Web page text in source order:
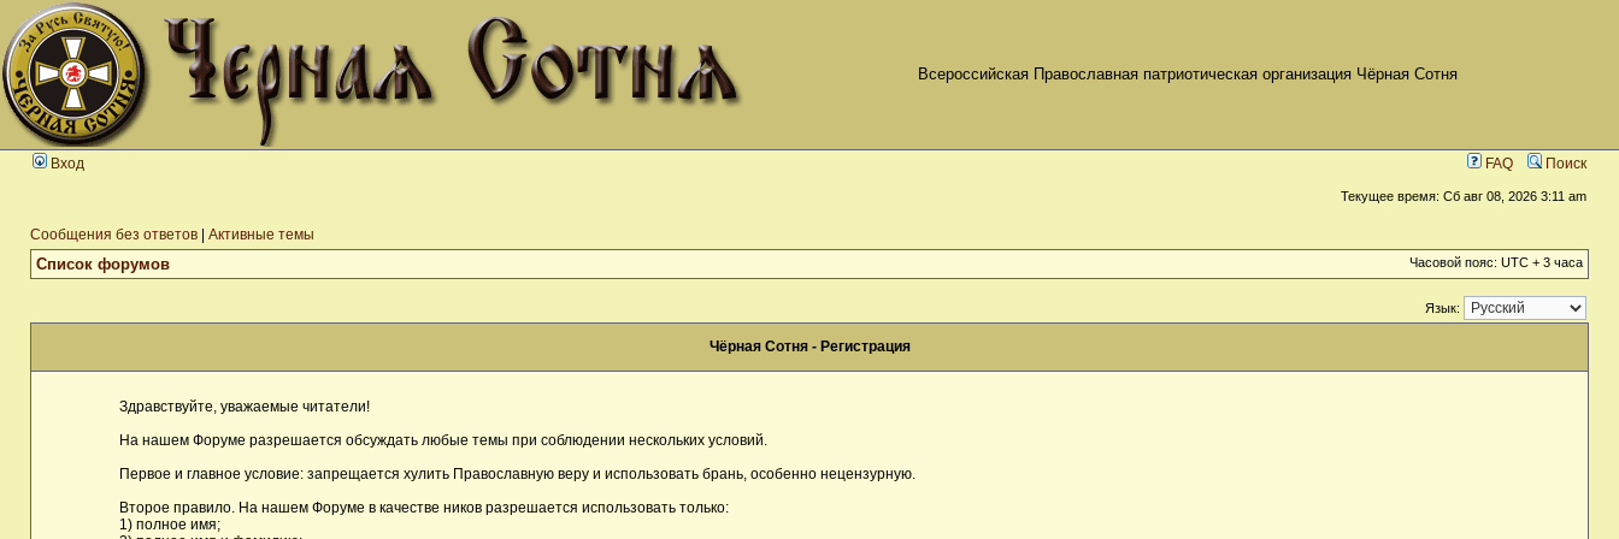
Всероссийская Православная патриотическая организация Чёрная Сотня
Вход FAQ Поиск
Текущее время: Сб авг 08, 2026 3:11 am
Сообщения без ответов Активные темы
Список форумов Часовой пояс: UTC + 3 часа
Язык:
Чёрная Сотня - Регистрация
Здравствуйте, уважаемые читатели!
На нашем Форуме разрешается обсуждать любые темы при соблюдении нескольких условий.
Первое и главное условие: запрещается хулить Православную веру и использовать брань, особенно нецензурную.
Второе правило. На нашем Форуме в качестве ников разрешается использовать только:
1) полное имя;